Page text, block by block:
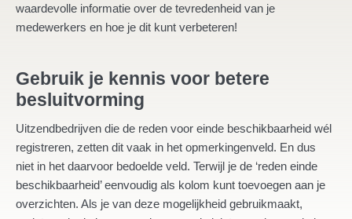
waardevolle informatie over de tevredenheid van je
medewerkers en hoe je dit kunt verbeteren!
Gebruik je kennis voor betere
besluitvorming
Uitzendbedrijven die de reden voor einde beschikbaarheid wél
registreren, zetten dit vaak in het opmerkingenveld. En dus
niet in het daarvoor bedoelde veld. Terwijl je de ‘reden einde
beschikbaarheid’ eenvoudig als kolom kunt toevoegen aan je
overzichten. Als je van deze mogelijkheid gebruikmaakt,